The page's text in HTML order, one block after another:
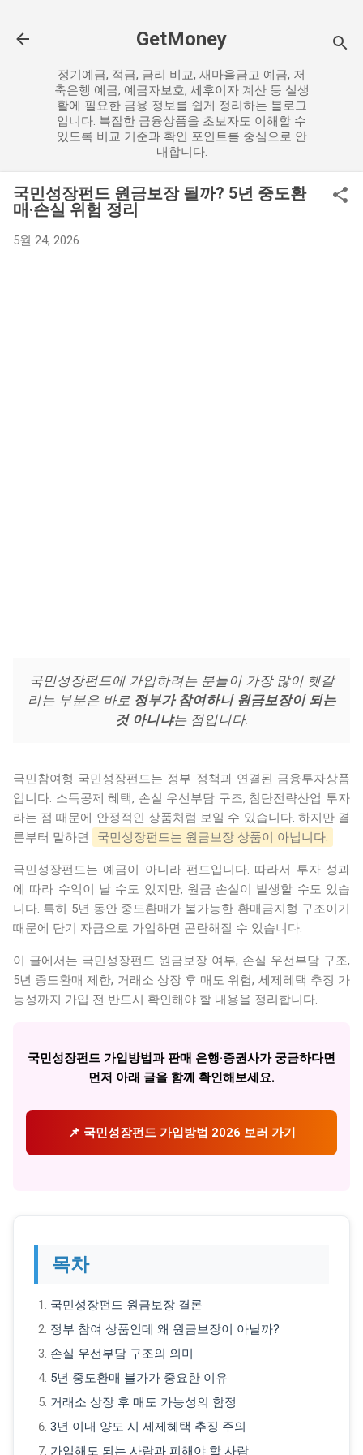
GetMoney
정기예금, 적금, 금리 비교, 새마을금고 예금, 저
축은행 예금, 예금자보호, 세후이자 계산 등 실생
활에 필요한 금융 정보를 쉽게 정리하는 블로그
입니다. 복잡한 금융상품을 초보자도 이해할 수
있도록 비교 기준과 확인 포인트를 중심으로 안
내합니다.
국민성장펀드 원금보장 될까? 5년 중도환
매·손실 위험 정리
5월 24, 2026
국민성장펀드에 가입하려는 분들이 가장 많이 헷갈
리는 부분은 바로 정부가 참여하니 원금보장이 되는
것 아니냐는 점입니다.
국민참여형 국민성장펀드는 정부 정책과 연결된 금융투자상품
입니다. 소득공제 혜택, 손실 우선부담 구조, 첨단전략산업 투자
라는 점 때문에 안정적인 상품처럼 보일 수 있습니다. 하지만 결
론부터 말하면
국민성장펀드는 원금보장 상품이 아닙니다.
국민성장펀드는 예금이 아니라 펀드입니다. 따라서 투자 성과
에 따라 수익이 날 수도 있지만, 원금 손실이 발생할 수도 있습
니다. 특히 5년 동안 중도환매가 불가능한 환매금지형 구조이기
때문에 단기 자금으로 가입하면 곤란해질 수 있습니다.
이 글에서는 국민성장펀드 원금보장 여부, 손실 우선부담 구조,
5년 중도환매 제한, 거래소 상장 후 매도 위험, 세제혜택 추징 가
능성까지 가입 전 반드시 확인해야 할 내용을 정리합니다.
국민성장펀드 가입방법과 판매 은행·증권사가 궁금하다면
먼저 아래 글을 함께 확인해보세요.
📌 국민성장펀드 가입방법 2026 보러 가기
목차
국민성장펀드 원금보장 결론
정부 참여 상품인데 왜 원금보장이 아닐까?
손실 우선부담 구조의 의미
5년 중도환매 불가가 중요한 이유
거래소 상장 후 매도 가능성의 함정
3년 이내 양도 시 세제혜택 추징 주의
가입해도 되는 사람과 피해야 할 사람